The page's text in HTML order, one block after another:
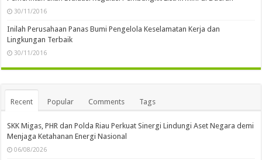
30/11/2016
Inilah Perusahaan Panas Bumi Pengelola Keselamatan Kerja dan
Lingkungan Terbaik
30/11/2016
Recent Popular Comments Tags
SKK Migas, PHR dan Polda Riau Perkuat Sinergi Lindungi Aset Negara demi
Menjaga Ketahanan Energi Nasional
06/08/2026